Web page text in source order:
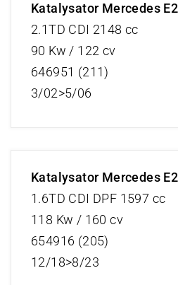
Katalysator Mercedes
2.1TD CDI 2148 cc
90 Kw / 122 cv
646951 (211)
3/02>5/06
Katalysator Mercedes
1.6TD CDI DPF 1597 cc
118 Kw / 160 cv
654916 (205)
12/18>8/23